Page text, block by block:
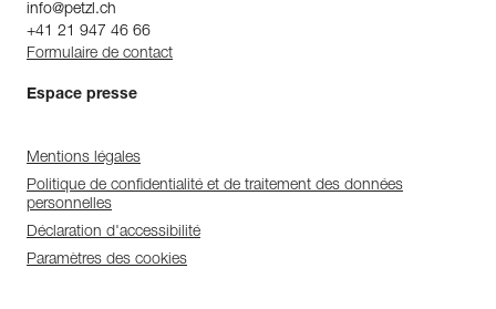
info@petzl.ch
+41 21 947 46 66
Formulaire de contact
Espace presse
Mentions légales
Politique de confidentialité et de traitement des données
personnelles
Déclaration d'accessibilité
Paramètres des cookies